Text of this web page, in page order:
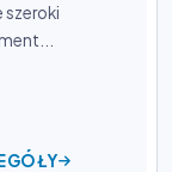
szeroki